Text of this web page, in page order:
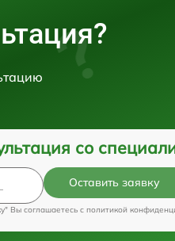
со
Оставить заявку
Вы соглашаетесь c политикой